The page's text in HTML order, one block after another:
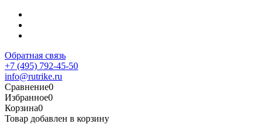
Обратная связь
+7 (495) 792-45-50
info@rutrike.ru
Сравнение0
Избранное0
Корзина0
Товар добавлен в корзину